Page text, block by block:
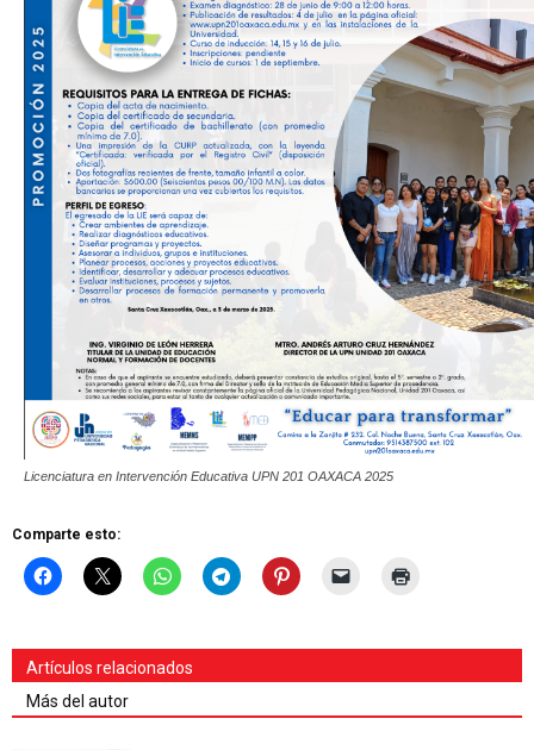
Licenciatura en Intervención Educativa UPN 201 OAXACA 2025
Comparte esto:
Artículos relacionados
Más del autor